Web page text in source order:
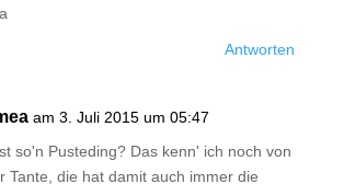
Antworten
am 3. Juli 2015 um 05:47
so'n Pusteding? Das kenn' ich noch von
Tante, die hat damit auch immer die